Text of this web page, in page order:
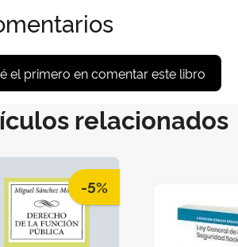
el primero en comentar este libro
relacionados
-5%